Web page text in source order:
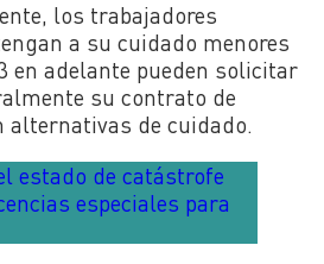
los trabajadores
a su cuidado menores
en adelante pueden solicitar
su contrato de
alternativas de cuidado.
estado de catástrofe
especiales para